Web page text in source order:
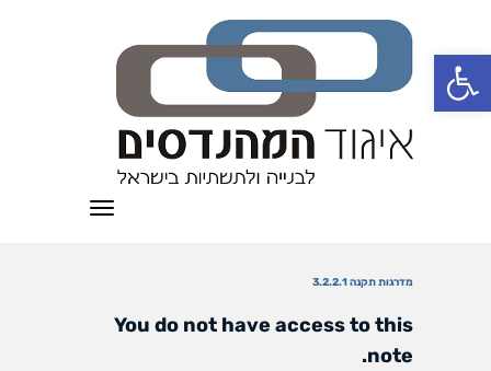
פתח סרגל נגישות
תפריט
מדרגות תקנה 3.2.2.1
You do not have access to this
note.